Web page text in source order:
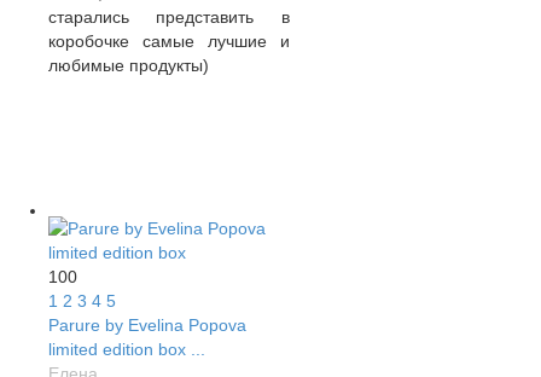
старались представить в
коробочке самые лучшие и
любимые продукты)
100
1 2 3 4 5
Parure by Evelina Popova
limited edition box ...